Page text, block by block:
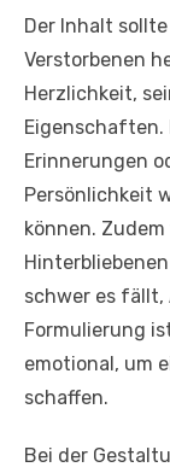
Der Inhalt
Verstorbenen
Herzlichkeit,
Eigenschaften.
Erinnerungen
Persönlichkeit
können.
schwer es fällt,
Formulierung
emotional, um
schaffen.
Bei der